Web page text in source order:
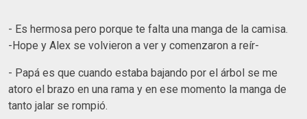
- Es hermosa pero porque te falta una manga de la camisa.
-Hope y Alex se volvieron a ver y comenzaron a reír-
- Papá es que cuando estaba bajando por el árbol se me
atoro el brazo en una rama y en ese momento la manga de
tanto jalar se rompió.